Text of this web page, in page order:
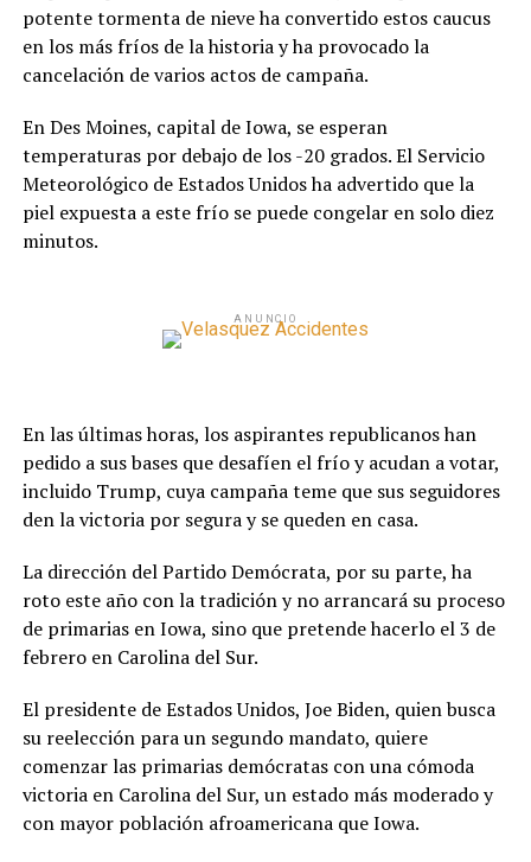
potente tormenta de nieve ha convertido estos caucus
en los más fríos de la historia y ha provocado la
cancelación de varios actos de campaña.
En Des Moines, capital de Iowa, se esperan
temperaturas por debajo de los -20 grados. El Servicio
Meteorológico de Estados Unidos ha advertido que la
piel expuesta a este frío se puede congelar en solo diez
minutos.
ANUNCIO
En las últimas horas, los aspirantes republicanos han
pedido a sus bases que desafíen el frío y acudan a votar,
incluido Trump, cuya campaña teme que sus seguidores
den la victoria por segura y se queden en casa.
La dirección del Partido Demócrata, por su parte, ha
roto este año con la tradición y no arrancará su proceso
de primarias en Iowa, sino que pretende hacerlo el 3 de
febrero en Carolina del Sur.
El presidente de Estados Unidos, Joe Biden, quien busca
su reelección para un segundo mandato, quiere
comenzar las primarias demócratas con una cómoda
victoria en Carolina del Sur, un estado más moderado y
con mayor población afroamericana que Iowa.